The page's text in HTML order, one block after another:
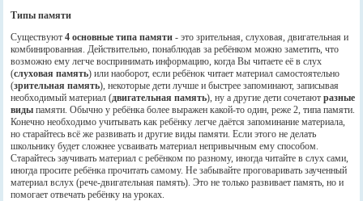
Типы памяти
Существуют4 основные типа памяти - это зрительная, слуховая, двигательная и
комбинированная. Действительно, понаблюдав за ребёнком можно заметить, что
возможно ему легче воспринимать информацию, когда Вы читаете её в слух
(слуховая память) или наоборот, если ребёнок читает материал самостоятельно
(зрительная память), некоторые дети лучше и быстрее запоминают, записывая
необходимый материал (двигательная память), ну а другие дети сочетаютразные
виды памяти. Обычно у ребёнка более выражен какой-то один, реже 2, типа памяти.
Конечно необходимо учитывать как ребёнку легче даётся запоминание материала,
но старайтесь всё же развивать и другие виды памяти. Если этого не делать
школьнику будет сложнее усваивать материал непривычным ему способом.
Старайтесь заучивать материал с ребёнком по разному, иногда читайте в слух сами,
иногда просите ребёнка прочитать самому. Не забывайте проговаривать заученный
материал вслух (рече-двигательная память). Это не только развивает память, но и
помогает отвечать ребёнку на уроках.